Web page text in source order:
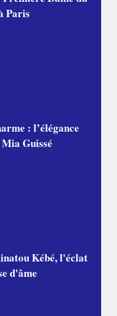
Paris
: l’élégance
Guissé
Kébé, l'éclat
d'âme